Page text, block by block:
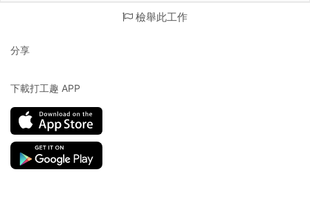
檢舉此工作
分享
下載打工趣 APP